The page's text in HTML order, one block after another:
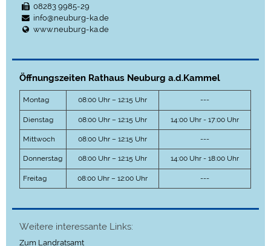
08283 9985-29
info@neuburg-ka.de
www.neuburg-ka.de
Öffnungszeiten Rathaus Neuburg a.d.Kammel
Montag 08:00 Uhr – 12:15 Uhr ---
Dienstag 08:00 Uhr – 12:15 Uhr 14:00 Uhr - 17:00 Uhr
Mittwoch 08:00 Uhr – 12:15 Uhr ---
Donnerstag 08:00 Uhr – 12:15 Uhr 14:00 Uhr - 18:00 Uhr
Freitag 08:00 Uhr – 12:00 Uhr ---
Weitere interessante Links:
Zum Landratsamt